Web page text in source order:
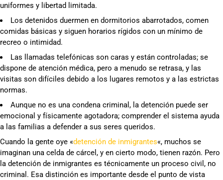
uniformes y libertad limitada.
Los detenidos duermen en dormitorios abarrotados, comen
comidas básicas y siguen horarios rígidos con un mínimo de
recreo o intimidad.
Las llamadas telefónicas son caras y están controladas; se
dispone de atención médica, pero a menudo se retrasa, y las
visitas son difíciles debido a los lugares remotos y a las estrictas
normas.
Aunque no es una condena criminal, la detención puede ser
emocional y físicamente agotadora; comprender el sistema ayuda
a las familias a defender a sus seres queridos.
Cuando la gente oye «detención de inmigrantes«, muchos se
imaginan una celda de cárcel, y en cierto modo, tienen razón. Pero
la detención de inmigrantes es técnicamente un proceso civil, no
criminal. Esa distinción es importante desde el punto de vista